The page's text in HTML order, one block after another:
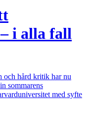
i alla fall
och hård kritik har nu
sommarens
med syfte